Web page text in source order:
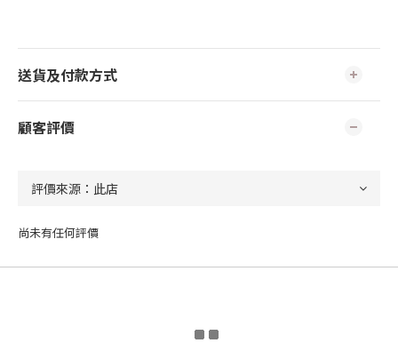
送貨及付款方式
顧客評價
尚未有任何評價